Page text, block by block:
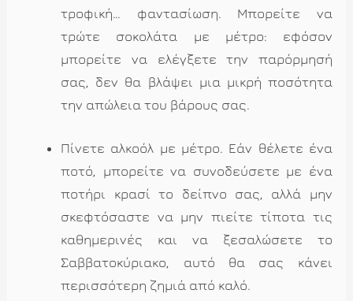
τροφική… φαντασίωση. Μπορείτε να
τρώτε σοκολάτα με μέτρο: εφόσον
μπορείτε να ελέγξετε την παρόρμησή
σας, δεν θα βλάψει μια μικρή ποσότητα
την απώλεια του βάρους σας.
Πίνετε αλκοόλ με μέτρο. Εάν θέλετε ένα
ποτό, μπορείτε να συνοδεύσετε με ένα
ποτήρι κρασί το δείπνο σας, αλλά μην
σκεφτόσαστε να μην πιείτε τίποτα τις
καθημερινές και να ξεσαλώσετε το
Σαββατοκύριακο, αυτό θα σας κάνει
περισσότερη ζημιά από καλό.